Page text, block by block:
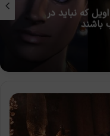
که نباید در
باشند